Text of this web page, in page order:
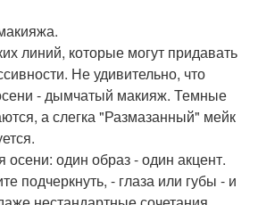
линий, которые могут придавать
Не удивительно, что
- дымчатый макияж. Темные
а слегка "Размазанный" мейк
один образ - один акцент.
подчеркнуть, - глаза или губы - и